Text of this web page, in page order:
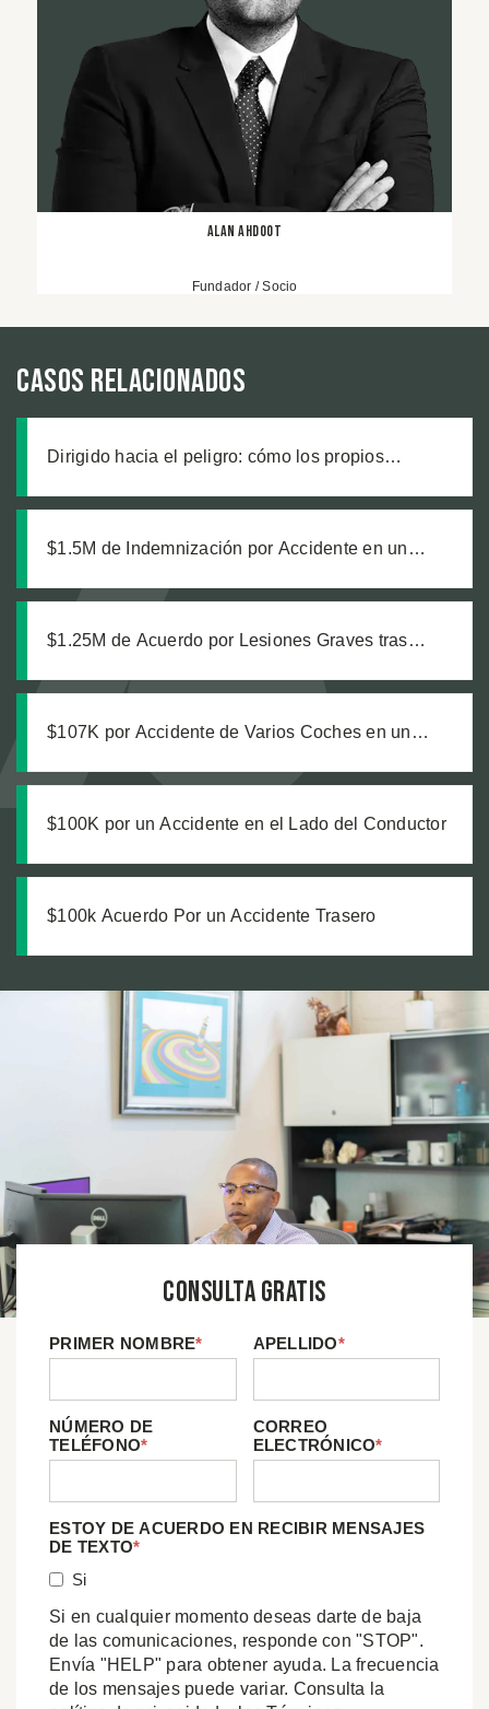
Alan Ahdoot
Fundador / Socio
Casos relacionados
Dirigido hacia el peligro: cómo los propios
$1.5M de Indemnización por Accidente en un
$1.25M de Acuerdo por Lesiones Graves tras
$107K por Accidente de Varios Coches en un
$100K por un Accidente en el Lado del Conductor
$100k Acuerdo Por un Accidente Trasero
Consulta Gratis
PRIMER NOMBRE* APELLIDO*
NÚMERO DE
TELÉFONO*
CORREO
ELECTRÓNICO*
ESTOY DE ACUERDO EN RECIBIR MENSAJES
DE TEXTO*
Si
Si en cualquier momento deseas darte de baja
de las comunicaciones, responde con "STOP".
Envía "HELP" para obtener ayuda. La frecuencia
de los mensajes puede variar. Consulta la